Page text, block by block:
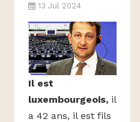
13 Jul 2024
Il est
luxembourgeois, il
a 42 ans, il est fils